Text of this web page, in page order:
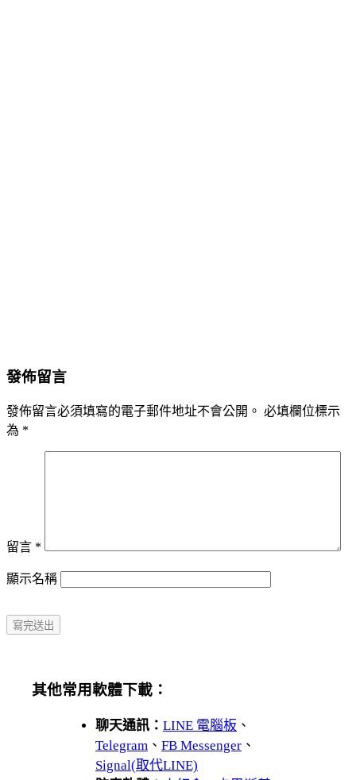
發佈留言
發佈留言必須填寫的電子郵件地址不會公開。 必填欄位標示
為 *
留言 *
顯示名稱
其他常用軟體下載：
聊天通訊： LINE 電腦板 、
Telegram 、 FB Messenger 、
Signal(取代LINE)